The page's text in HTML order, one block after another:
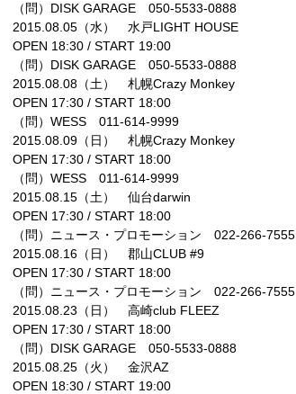
（問）DISK GARAGE 050-5533-0888
2015.08.05（水） 水戸LIGHT HOUSE
OPEN 18:30 / START 19:00
（問）DISK GARAGE 050-5533-0888
2015.08.08（土） 札幌Crazy Monkey
OPEN 17:30 / START 18:00
（問）WESS 011-614-9999
2015.08.09（日） 札幌Crazy Monkey
OPEN 17:30 / START 18:00
（問）WESS 011-614-9999
2015.08.15（土） 仙台darwin
OPEN 17:30 / START 18:00
（問）ニュース・プロモーション 022-266-7555
2015.08.16（日） 郡山CLUB #9
OPEN 17:30 / START 18:00
（問）ニュース・プロモーション 022-266-7555
2015.08.23（日） 高崎club FLEEZ
OPEN 17:30 / START 18:00
（問）DISK GARAGE 050-5533-0888
2015.08.25（火） 金沢AZ
OPEN 18:30 / START 19:00